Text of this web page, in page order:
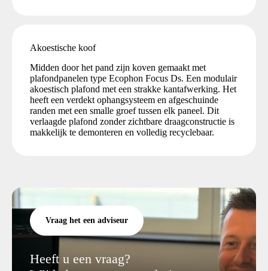
Akoestische koof
Midden door het pand zijn koven gemaakt met
plafondpanelen type Ecophon Focus Ds. Een modulair
akoestisch plafond met een strakke kantafwerking. Het
heeft een verdekt ophangsysteem en afgeschuinde
randen met een smalle groef tussen elk paneel. Dit
verlaagde plafond zonder zichtbare draagconstructie is
makkelijk te demonteren en volledig recyclebaar.
Vraag het een adviseur
Heeft u een vraag?